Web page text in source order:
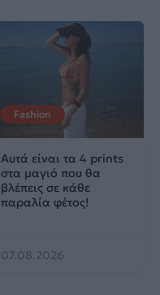
Fashion
Αυτά είναι τα 4 prints
στα μαγιό που θα
βλέπεις σε κάθε
παραλία φέτος!
07.08.2026